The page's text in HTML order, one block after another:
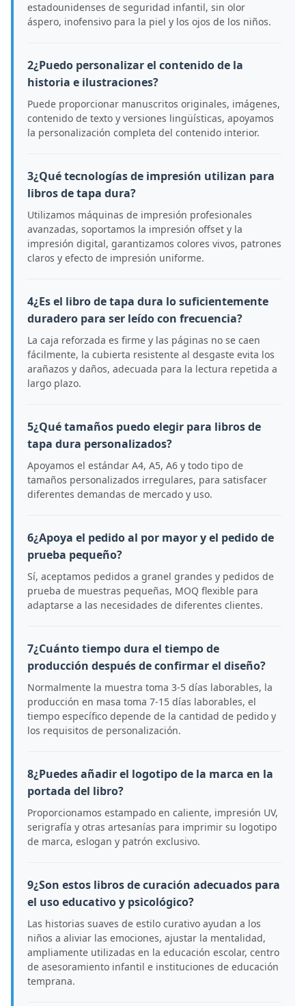
estadounidenses de seguridad infantil, sin olor
áspero, inofensivo para la piel y los ojos de los niños.
2¿Puedo personalizar el contenido de la
historia e ilustraciones?
Puede proporcionar manuscritos originales, imágenes,
contenido de texto y versiones lingüísticas, apoyamos
la personalización completa del contenido interior.
3¿Qué tecnologías de impresión utilizan para
libros de tapa dura?
Utilizamos máquinas de impresión profesionales
avanzadas, soportamos la impresión offset y la
impresión digital, garantizamos colores vivos, patrones
claros y efecto de impresión uniforme.
4¿Es el libro de tapa dura lo suficientemente
duradero para ser leído con frecuencia?
La caja reforzada es firme y las páginas no se caen
fácilmente, la cubierta resistente al desgaste evita los
arañazos y daños, adecuada para la lectura repetida a
largo plazo.
5¿Qué tamaños puedo elegir para libros de
tapa dura personalizados?
Apoyamos el estándar A4, A5, A6 y todo tipo de
tamaños personalizados irregulares, para satisfacer
diferentes demandas de mercado y uso.
6¿Apoya el pedido al por mayor y el pedido de
prueba pequeño?
Sí, aceptamos pedidos a granel grandes y pedidos de
prueba de muestras pequeñas, MOQ flexible para
adaptarse a las necesidades de diferentes clientes.
7¿Cuánto tiempo dura el tiempo de
producción después de confirmar el diseño?
Normalmente la muestra toma 3-5 días laborables, la
producción en masa toma 7-15 días laborables, el
tiempo específico depende de la cantidad de pedido y
los requisitos de personalización.
8¿Puedes añadir el logotipo de la marca en la
portada del libro?
Proporcionamos estampado en caliente, impresión UV,
serigrafía y otras artesanías para imprimir su logotipo
de marca, eslogan y patrón exclusivo.
9¿Son estos libros de curación adecuados para
el uso educativo y psicológico?
Las historias suaves de estilo curativo ayudan a los
niños a aliviar las emociones, ajustar la mentalidad,
ampliamente utilizadas en la educación escolar, centro
de asesoramiento infantil e instituciones de educación
temprana.